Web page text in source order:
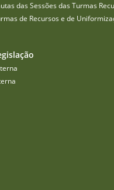
das Sessões das Turmas
de Recursos e de